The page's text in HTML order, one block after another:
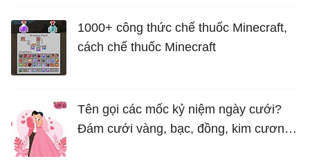
1000+ công thức chế thuốc Minecraft,
cách chế thuốc Minecraft
Tên gọi các mốc kỷ niệm ngày cưới?
Đám cưới vàng, bạc, đồng, kim cương